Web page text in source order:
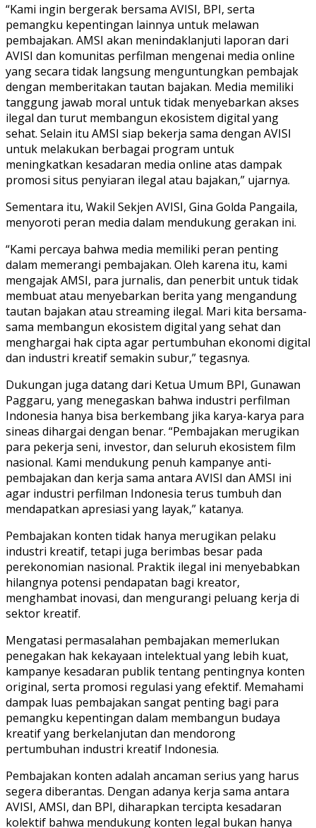
“Kami ingin bergerak bersama AVISI, BPI, serta
pemangku kepentingan lainnya untuk melawan
pembajakan. AMSI akan menindaklanjuti laporan dari
AVISI dan komunitas perfilman mengenai media online
yang secara tidak langsung menguntungkan pembajak
dengan memberitakan tautan bajakan. Media memiliki
tanggung jawab moral untuk tidak menyebarkan akses
ilegal dan turut membangun ekosistem digital yang
sehat. Selain itu AMSI siap bekerja sama dengan AVISI
untuk melakukan berbagai program untuk
meningkatkan kesadaran media online atas dampak
promosi situs penyiaran ilegal atau bajakan,” ujarnya.
Sementara itu, Wakil Sekjen AVISI, Gina Golda Pangaila,
menyoroti peran media dalam mendukung gerakan ini.
“Kami percaya bahwa media memiliki peran penting
dalam memerangi pembajakan. Oleh karena itu, kami
mengajak AMSI, para jurnalis, dan penerbit untuk tidak
membuat atau menyebarkan berita yang mengandung
tautan bajakan atau streaming ilegal. Mari kita bersama-
sama membangun ekosistem digital yang sehat dan
menghargai hak cipta agar pertumbuhan ekonomi digital
dan industri kreatif semakin subur,” tegasnya.
Dukungan juga datang dari Ketua Umum BPI, Gunawan
Paggaru, yang menegaskan bahwa industri perfilman
Indonesia hanya bisa berkembang jika karya-karya para
sineas dihargai dengan benar. “Pembajakan merugikan
para pekerja seni, investor, dan seluruh ekosistem film
nasional. Kami mendukung penuh kampanye anti-
pembajakan dan kerja sama antara AVISI dan AMSI ini
agar industri perfilman Indonesia terus tumbuh dan
mendapatkan apresiasi yang layak,” katanya.
Pembajakan konten tidak hanya merugikan pelaku
industri kreatif, tetapi juga berimbas besar pada
perekonomian nasional. Praktik ilegal ini menyebabkan
hilangnya potensi pendapatan bagi kreator,
menghambat inovasi, dan mengurangi peluang kerja di
sektor kreatif.
Mengatasi permasalahan pembajakan memerlukan
penegakan hak kekayaan intelektual yang lebih kuat,
kampanye kesadaran publik tentang pentingnya konten
original, serta promosi regulasi yang efektif. Memahami
dampak luas pembajakan sangat penting bagi para
pemangku kepentingan dalam membangun budaya
kreatif yang berkelanjutan dan mendorong
pertumbuhan industri kreatif Indonesia.
Pembajakan konten adalah ancaman serius yang harus
segera diberantas. Dengan adanya kerja sama antara
AVISI, AMSI, dan BPI, diharapkan tercipta kesadaran
kolektif bahwa mendukung konten legal bukan hanya